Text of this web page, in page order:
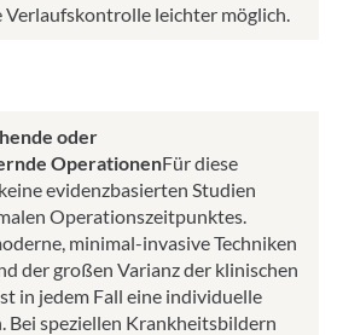
Verlaufskontrolle leichter möglich.
oder
OperationenFür diese
evidenzbasierten Studien
Operationszeitpunktes.
minimal-invasive Techniken
der großen Varianz der klinischen
in jedem Fall eine individuelle
Bei speziellen Krankheitsbildern